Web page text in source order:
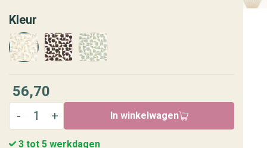
Kleur
56,70
In winkelwagen
3 tot 5 werkdagen